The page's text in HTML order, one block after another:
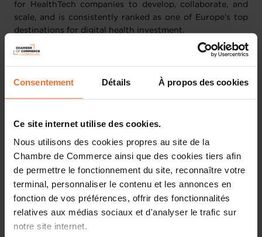
Consentement Détails À propos des cookies
Ce site internet utilise des cookies.
Nous utilisons des cookies propres au site de la
Chambre de Commerce ainsi que des cookies tiers afin
de permettre le fonctionnement du site, reconnaître votre
terminal, personnaliser le contenu et les annonces en
fonction de vos préférences, offrir des fonctionnalités
relatives aux médias sociaux et d'analyser le trafic sur
notre site internet.
for HealthTech companies to develop, collaborate, and
scale, and is consistently ranked as one of Europe’s top
destinations for digital health investment.
Aligned with the broader EU ambitions of digital
committed to supporting health data-driven innovation
Given the dynamic ecosystems of both countries in
is to deepen ties and explore new opportunities for
collaboration in this rapidly evolving sector.
When?24-26 September 2025
Where? London, UK
Why?Find more information in our ​country sheet